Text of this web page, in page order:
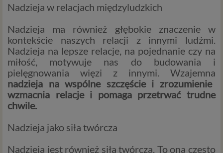
Nadzieja w relacjach międzyludzkich
Nadzieja ma również głębokie znaczenie w
kontekście naszych relacji z innymi ludźmi.
Nadzieja na lepsze relacje, na pojednanie czy na
miłość, motywuje nas do budowania i
pielęgnowania więzi z innymi. Wzajemna
nadzieja na wspólne szczęście i zrozumienie
wzmacnia relacje i pomaga przetrwać trudne
chwile.
Nadzieja jako siła twórcza
Nadzieja jest również siłą twórczą. To ona często